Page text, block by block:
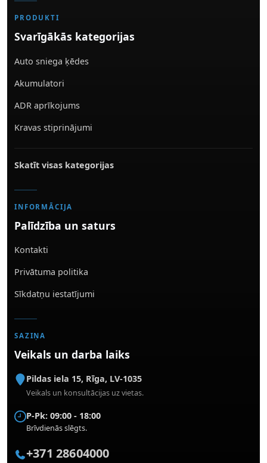
PRODUKTI
Svarīgākās kategorijas
Auto sniega ķēdes
Akumulatori
ADR aprīkojums
Kravas stiprinājumi
Skatīt visas kategorijas
INFORMĀCIJA
Palīdzība un saturs
Kontakti
Privātuma politika
Sīkdatņu iestatījumi
SAZIŅA
Veikals un darba laiks
Pildas iela 15, Rīga, LV-1035
Veikals un konsultācijas uz vietas.
P-Pk: 09:00 - 18:00
Brīvdienās slēgts.
+371 28604000